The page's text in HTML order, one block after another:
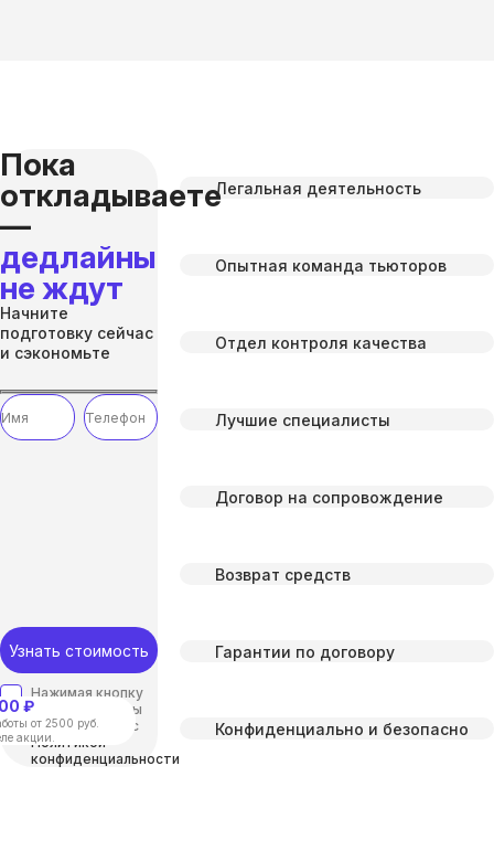
Пока
откладываете
—
дедлайны
не ждут
Начните
подготовку сейчас
и сэкономьте
Узнать стоимость
Нажимая кнопку
“отправить”, вы
соглашаетесь с
Политикой
конфиденциальности
₽
от 2500 руб.
акции.
Легальная деятельность
Опытная команда тьюторов
Отдел контроля качества
Лучшие специалисты
Договор на сопровождение
Возврат средств
Гарантии по договору
Конфиденциально и безопасно